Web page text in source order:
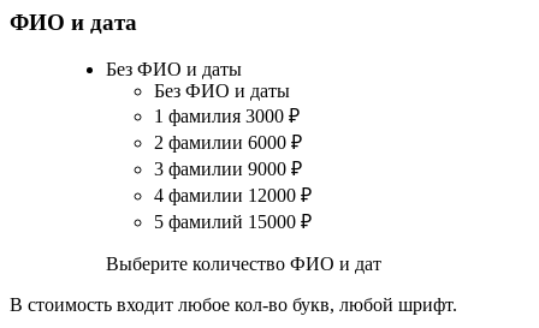
ФИО и дата
Без ФИО и даты
Без ФИО и даты
1 фамилия 3000 ₽
2 фамилии 6000 ₽
3 фамилии 9000 ₽
4 фамилии 12000 ₽
5 фамилий 15000 ₽
Выберите количество ФИО и дат
В стоимость входит любое кол-во букв, любой шрифт.